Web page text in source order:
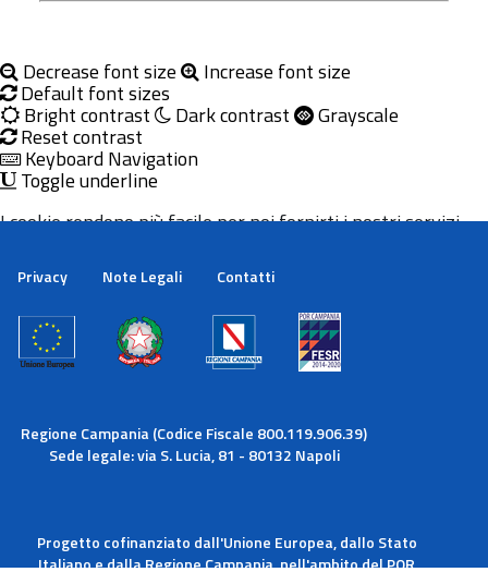
Decrease font size Increase font size
Default font sizes
Bright contrast Dark contrast Grayscale
Reset contrast
Keyboard Navigation
Toggle underline
Privacy Note Legali Contatti
Regione Campania (Codice Fiscale 800.119.906.39)
Sede legale: via S. Lucia, 81 - 80132 Napoli
Progetto cofinanziato dall'Unione Europea, dallo Stato
Italiano e dalla Regione Campania, nell'ambito del POR
I cookie rendono più facile per noi fornirti i nostri servizi.
cookie.
Maggiori informazioni